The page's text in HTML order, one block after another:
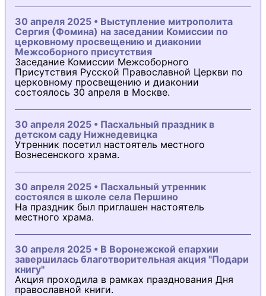
30 апреля 2025 • Выступление митрополита
Сергия (Фомина) на заседании Комиссии по
церковному просвещению и диаконии
Межсоборного присутствия
Заседание Комиссии Межсоборного
Присутствия Русской Православной Церкви по
церковному просвещению и диаконии
состоялось 30 апреля в Москве.
30 апреля 2025 • Пасхальный праздник в
детском саду Нижнедевицка
Утренник посетил настоятель местного
Вознесенского храма.
30 апреля 2025 • Пасхальный утренник
состоялся в школе села Першино
На праздник был приглашен настоятель
местного храма.
30 апреля 2025 • В Воронежской епархии
завершилась благотворительная акция "Подари
книгу"
Акция проходила в рамках празднования Дня
православной книги.